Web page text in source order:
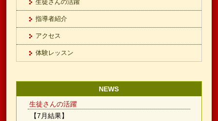
生徒さんの活躍
指導者紹介
アクセス
体験レッスン
NEWS
生徒さんの活躍
【7月結果】